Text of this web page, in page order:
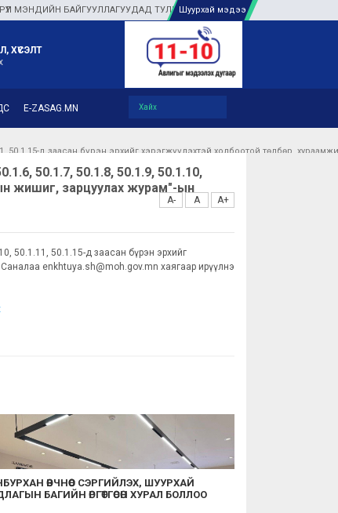
БАЙГУУЛЛАГУУДАД ТУЛГАМДАЖ БУЙ АСУУДЛЫГ ГАЗАР ДЭЭР
Шуурхай мэдээ
ХҮСЭЛТ
E-ZASAG.MN
50.1.15-д заасан бүрэн эрхийг хэрэгжүүлэхтэй холбоотой төлбөр,
A- A A+
50.1.7, 50.1.8, 50.1.9, 50.1.10,
жишиг, зарцуулах журам"-ын
50.1.11, 50.1.15-д заасан бүрэн эрхийг
enkhtuya.sh@moh.gov.mn хаягаар ирүүлнэ
ӨВЧНӨӨС СЭРГИЙЛЭХ, ШУУРХАЙ
БАГИЙН ӨРГӨТГӨСӨН ХУРАЛ БОЛЛОО